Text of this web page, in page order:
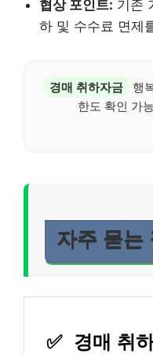
협상 포인트: 기존
하 및 수수료 면제
경매 취하자금
행
한도 확인 가
자주 묻는
✅ 경매 취